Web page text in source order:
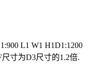
L1 W1 H1D1:1200
尺寸为D3尺寸的1.2倍.